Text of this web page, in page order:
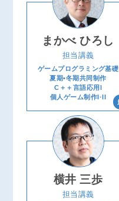
まかべ ひろし
担当講義
ゲームプログラミング基礎
夏期•冬期共同制作
C＋＋言語応用l
個人ゲーム制作I·II
横井 三歩
担当講義